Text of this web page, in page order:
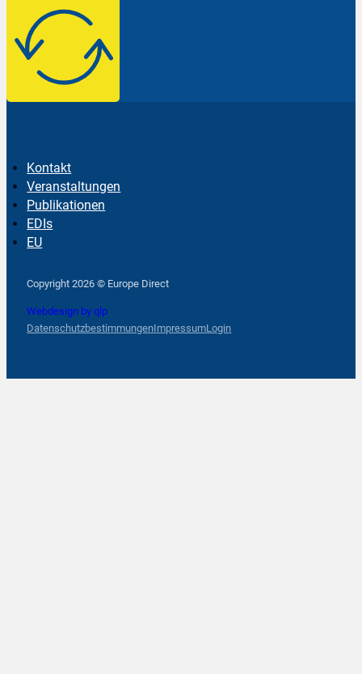
Kontakt
Veranstaltungen
Publikationen
EDIs
EU
Copyright 2026 © Europe Direct
Webdesign by qlp
DatenschutzbestimmungenImpressumLogin